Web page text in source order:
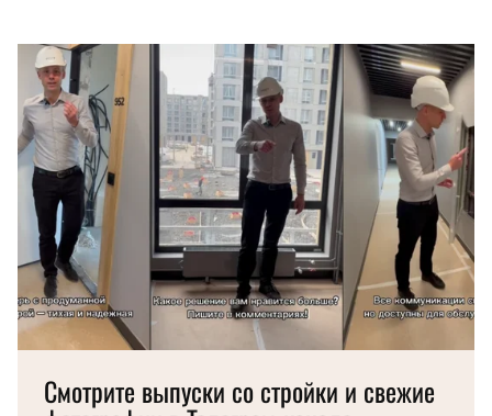
Смотрите выпуски со стройки и свежие